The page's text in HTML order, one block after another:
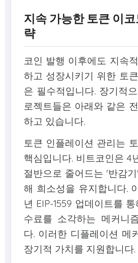
지속 가능한 토큰 이
략
코인 발행 이후에도 지속
하고 성장시키기 위한 토
은 필수적입니다. 장기적
로젝트들은 아래와 같은
하고 있습니다.
토큰 인플레이션 관리는
핵심입니다. 비트코인은 4
절반으로 줄어드는 '반감
해 희소성을 유지합니다.
년 EIP-1559 업데이트를
수료를 소각하는 메커니
다. 이러한 디플레이션 메
장기적 가치를 지원합니다.